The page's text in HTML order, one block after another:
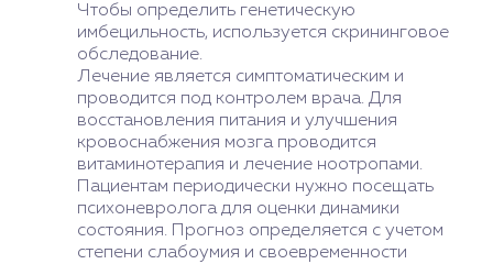
Чтобы определить генетическую
имбецильность, используется скрининговое
обследование.
Лечение является симптоматическим и
проводится под контролем врача. Для
восстановления питания и улучшения
кровоснабжения мозга проводится
витаминотерапия и лечение ноотропами.
Пациентам периодически нужно посещать
психоневролога для оценки динамики
состояния. Прогноз определяется с учетом
степени слабоумия и своевременности